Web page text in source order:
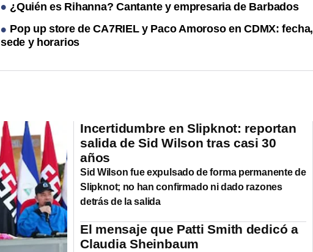
¿Quién es Rihanna? Cantante y empresaria de Barbados
Pop up store de CA7RIEL y Paco Amoroso en CDMX: fecha,
sede y horarios
Incertidumbre en Slipknot: reportan
salida de Sid Wilson tras casi 30
años
Sid Wilson fue expulsado de forma permanente de
Slipknot; no han confirmado ni dado razones
detrás de la salida
El mensaje que Patti Smith dedicó a
Claudia Sheinbaum